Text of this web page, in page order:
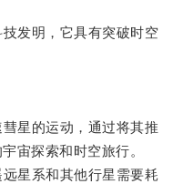
发明，它具有突破时空
星的运动，通过将其推
宙探索和时空旅行。
星系和其他行星需要耗